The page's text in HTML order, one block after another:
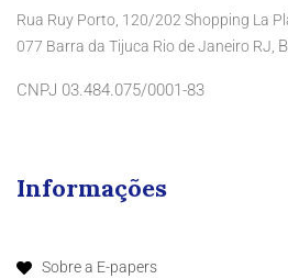
Rua Ruy Porto, 120/202 Shopping La
077 Barra da Tijuca Rio de Janeiro RJ,
CNPJ 03.484.075/0001-83
Informações
Sobre a E-papers